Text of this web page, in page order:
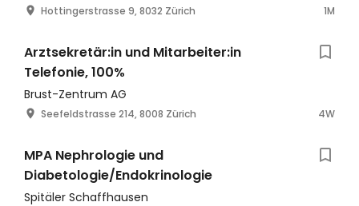
Hottingerstrasse 9, 8032 Zürich 1M
Arztsekretär:in und Mitarbeiter:in
Telefonie, 100%
Brust-Zentrum AG
Seefeldstrasse 214, 8008 Zürich 4W
MPA Nephrologie und
Diabetologie/Endokrinologie
Spitäler Schaffhausen